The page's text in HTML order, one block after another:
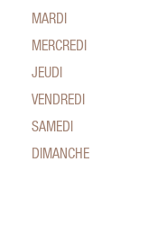
MARDI
MERCREDI
JEUDI
VENDREDI
SAMEDI
DIMANCHE